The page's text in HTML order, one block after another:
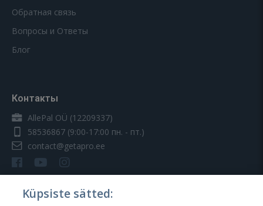
Обратная связь
Вопросы и Ответы
Блог
Контакты
AllePal OÜ (12209337)
58536867 (9:00-17:00 пн. - пт.)
contact@getapro.ee
Küpsiste sätted: